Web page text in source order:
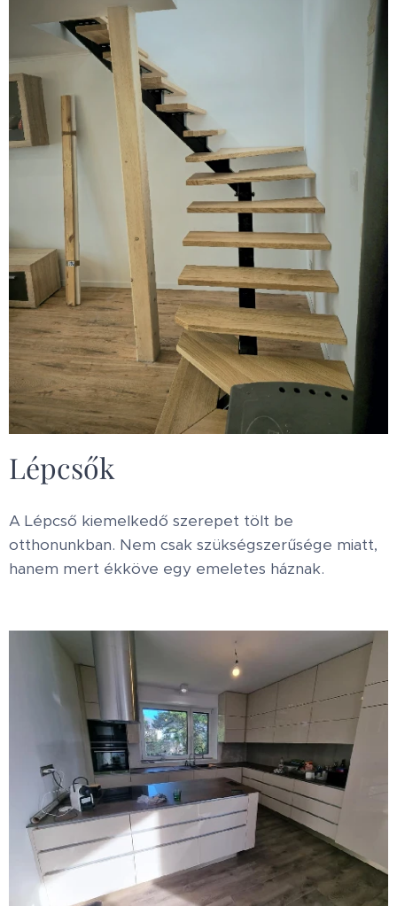
Lépcsők
A Lépcső kiemelkedő szerepet tölt be
otthonunkban. Nem csak szükségszerűsége miatt,
hanem mert ékköve egy emeletes háznak.